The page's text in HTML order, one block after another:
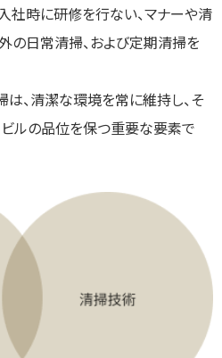
社時に研修を行ない、マナーや清
の日常清掃、および定期清掃を
、清潔な環境を常に維持し、そ
ルの品位を保つ重要な要素で